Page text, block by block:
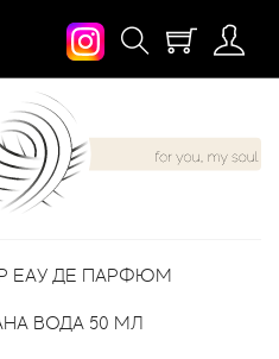
ЕАУ ДЕ ПАРФЮМ
ВОДА 50 МЛ